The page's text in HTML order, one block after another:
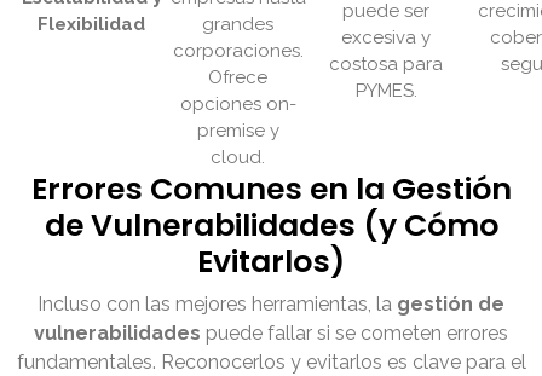
Flexibilidad
grandes
corporaciones.
Ofrece
opciones on-
premise y
cloud.
puede ser
excesiva y
costosa para
PYMES.
Errores Comunes en la Gestión
de Vulnerabilidades (y Cómo
Evitarlos)
Incluso con las mejores herramientas, la gestión de
vulnerabilidades puede fallar si se cometen errores
fundamentales. Reconocerlos y evitarlos es clave para el